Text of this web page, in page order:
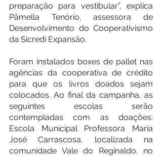
preparação para vestibular”, explica
Pâmella Tenório, assessora de
Desenvolvimento do Cooperativismo
da Sicredi Expansão.
Foram instalados boxes de pallet nas
agências da cooperativa de crédito
para que os livros doados sejam
colocados. Ao final da campanha, as
seguintes escolas serão
contempladas com as doações:
Escola Municipal Professora Maria
José Carrascosa, localizada na
comunidade Vale do Reginaldo, no